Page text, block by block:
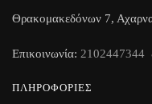
Θρακομακεδόνων 7,
Επικοινωνία: 2102447344
ΠΛΗΡΟΦΟΡΊΕΣ